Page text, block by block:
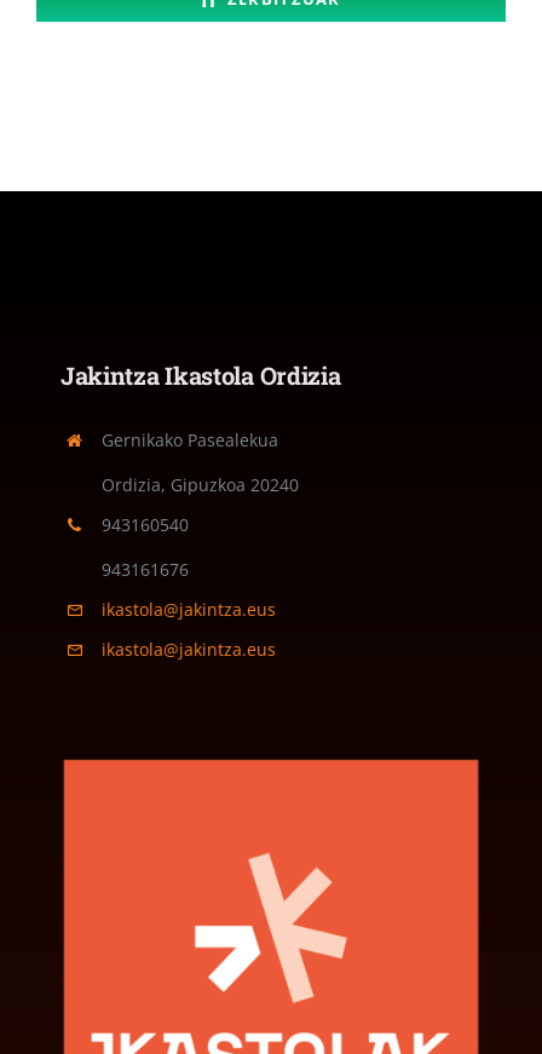
Jakintza Ikastola Ordizia
Gernikako Pasealekua
Ordizia, Gipuzkoa 20240
943160540
943161676
ikastola@jakintza.eus
ikastola@jakintza.eus